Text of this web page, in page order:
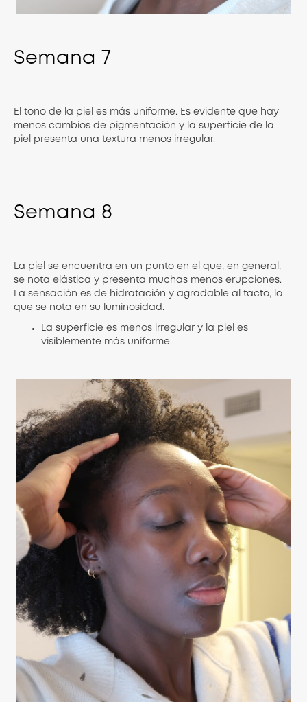
Semana 7
El tono de la piel es más uniforme. Es evidente que hay
menos cambios de pigmentación y la superficie de la
piel presenta una textura menos irregular.
Semana 8
La piel se encuentra en un punto en el que, en general,
se nota elástica y presenta muchas menos erupciones.
La sensación es de hidratación y agradable al tacto, lo
que se nota en su luminosidad.
La superficie es menos irregular y la piel es
visiblemente más uniforme.